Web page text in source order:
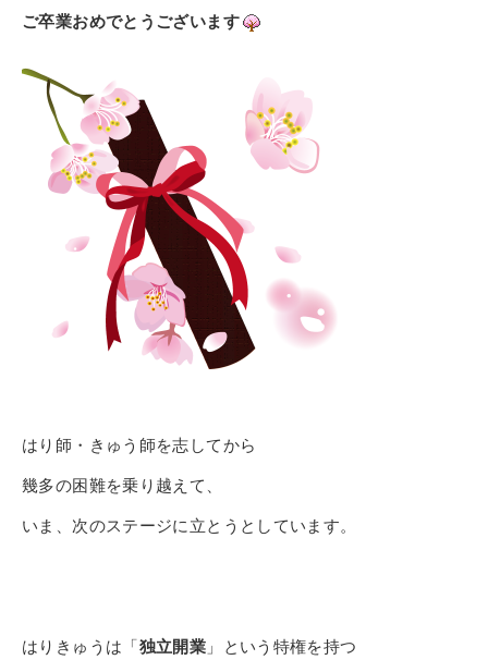
在校生の皆さまへ
卒業生の皆さまへ
新着情報
お問い合わせ
その他
個人情報の取り扱いについて
ご卒業おめでとうございます
はり師・きゅう師を志してから
幾多の困難を乗り越えて、
いま、 次のステージに立とうとしています。
はりきゅうは「独立開業 」 という特権を持つ